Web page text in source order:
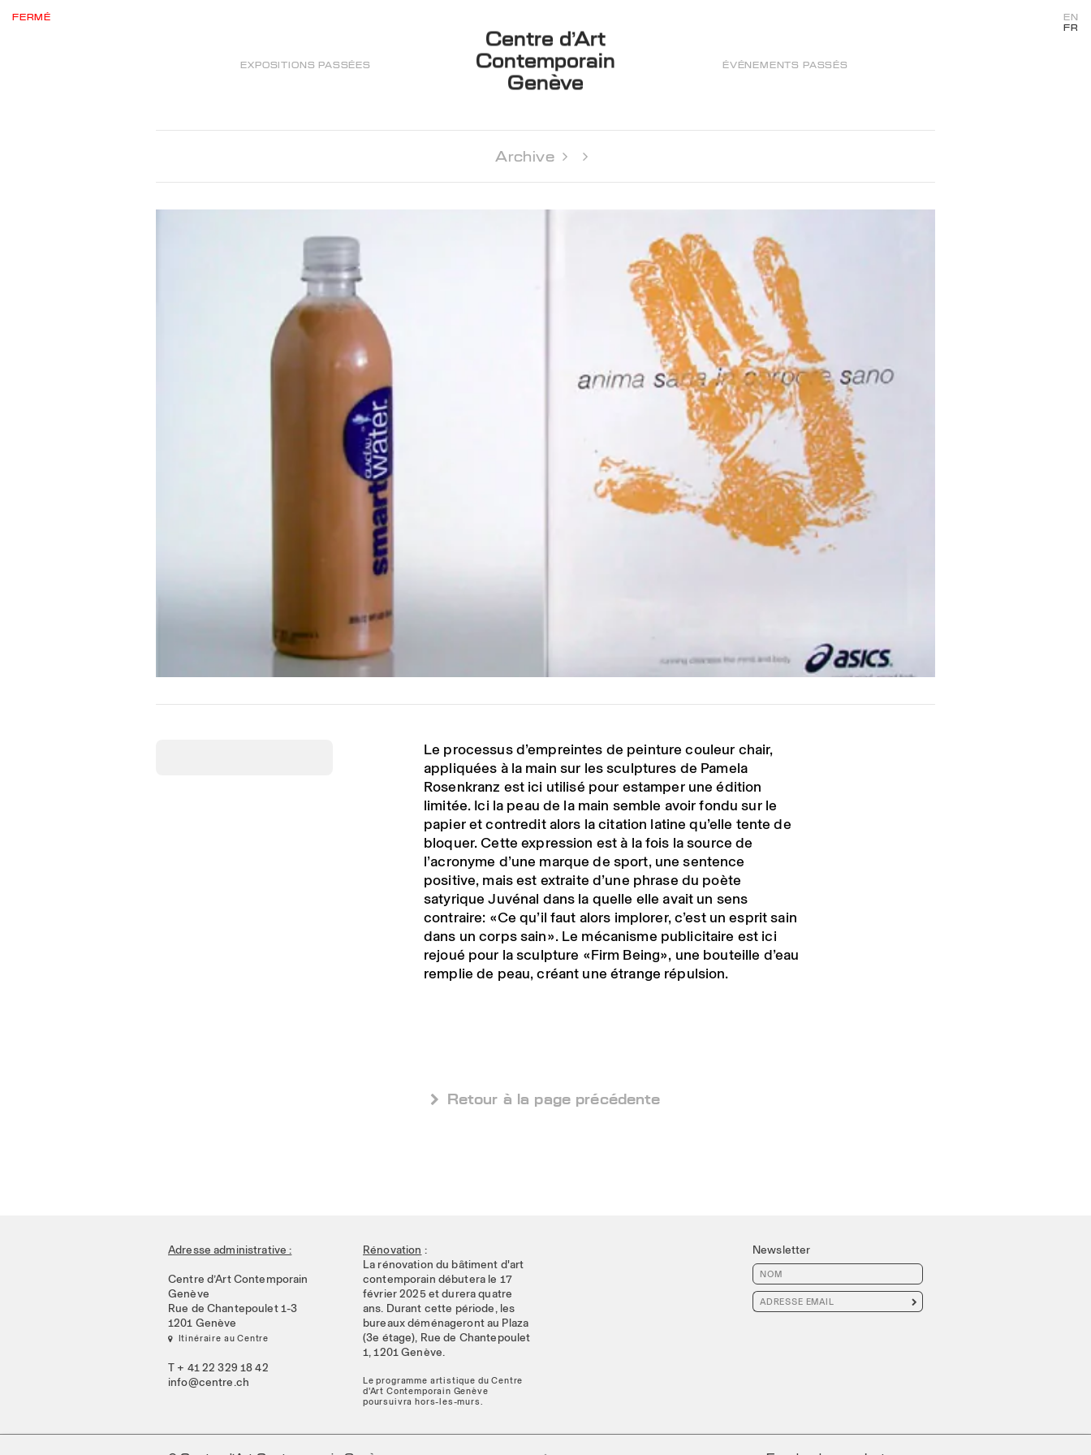
FERMÉ
EXPOSITIONS PASSÉES
Centre d’Art
Contemporain
Genève
ÉVÉNEMENTS PASSÉS
EN
FR
Archive  
Le processus d’empreintes de peinture couleur chair,
appliquées à la main sur les sculptures de Pamela
Rosenkranz est ici utilisé pour estamper une édition
limitée. Ici la peau de la main semble avoir fondu sur le
papier et contredit alors la citation latine qu’elle tente de
bloquer. Cette expression est à la fois la source de
l’acronyme d’une marque de sport, une sentence
positive, mais est extraite d’une phrase du poète
satyrique Juvénal dans la quelle elle avait un sens
contraire: «Ce qu’il faut alors implorer, c’est un esprit sain
dans un corps sain». Le mécanisme publicitaire est ici
rejoué pour la sculpture «Firm Being», une bouteille d’eau
remplie de peau, créant une étrange répulsion.
 Retour à la page précédente
Adresse administrative :
Centre d’Art Contemporain
Genève
Rue de Chantepoulet 1-3
1201 Genève
 Itinéraire au Centre
T + 41 22 329 18 42
info@centre.ch
Rénovation :
La rénovation du bâtiment d'art
contemporain débutera le 17
février 2025 et durera quatre
ans. Durant cette période, les
bureaux déménageront au Plaza
(3e étage), Rue de Chantepoulet
1, 1201 Genève.
Le programme artistique du Centre
d'Art Contemporain Genève
poursuivra hors-les-murs.
Newsletter
